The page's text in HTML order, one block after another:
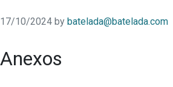
17/10/2024 by batelada@batelada.com
Anexos